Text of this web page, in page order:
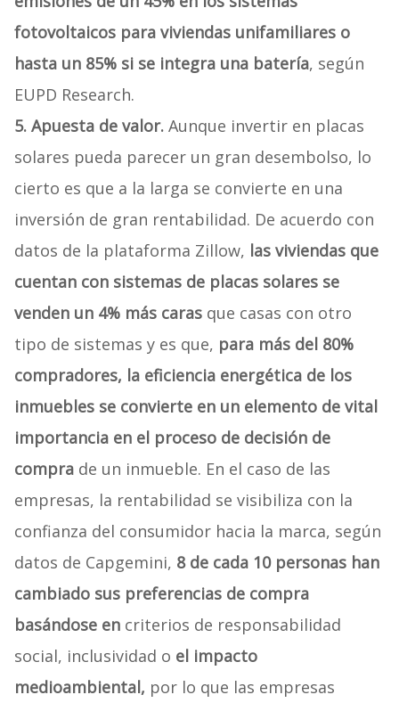
fotovoltaicos para viviendas unifamiliares o
hasta un 85% si se integra una batería, según
EUPD Research.
5. Apuesta de valor. Aunque invertir en placas
solares pueda parecer un gran desembolso, lo
cierto es que a la larga se convierte en una
inversión de gran rentabilidad. De acuerdo con
datos de la plataforma Zillow, las viviendas que
cuentan con sistemas de placas solares se
venden un 4% más carasque casas con otro
tipo de sistemas y es que, para más del 80%
compradores, la eficiencia energética de los
inmuebles se convierte en un elemento de vital
importancia en el proceso de decisión de
comprade un inmueble. En el caso de las
empresas, la rentabilidad se visibiliza con la
confianza del consumidor hacia la marca, según
datos de Capgemini, 8 de cada 10 personas han
cambiado sus preferencias de compra
basándose encriterios de responsabilidad
social, inclusividad o el impacto
medioambiental, por lo que las empresas